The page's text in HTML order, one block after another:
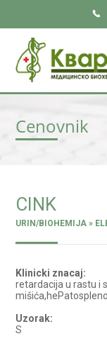
Cenovnik
CINK
URIN/BIOHEMIJA »
Klinicki znacaj:
retardacija u rastu i
Uzorak:
S